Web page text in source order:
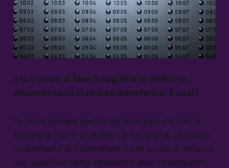
Il tuo modo di fare fotografia lo definirei
documentario in chiave metaforica. È così?
Sì, sono sempre partito dal presupposto che la
fotografia non è la realtà. La fotografia, piuttosto,
mi permette di trasmettere il mio punto di vista su
uno specifico tema attraverso delle ricostruzioni,